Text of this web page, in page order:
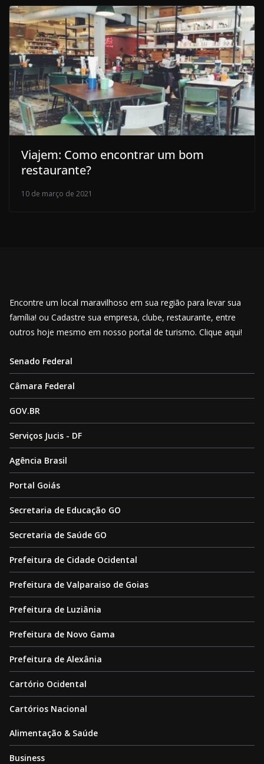
Viajem: Como encontrar um bom
restaurante?
10 de março de 2021
Encontre um local maravilhoso em sua região para levar sua
família! ou Cadastre sua empresa, clube, restaurante, entre
outros hoje mesmo em nosso portal de turismo. Clique aqui!
Senado Federal
Câmara Federal
GOV.BR
Serviços Jucis - DF
Agência Brasil
Portal Goiás
Secretaria de Educação GO
Secretaria de Saúde GO
Prefeitura de Cidade Ocidental
Prefeitura de Valparaiso de Goias
Prefeitura de Luziânia
Prefeitura de Novo Gama
Prefeitura de Alexânia
Cartório Ocidental
Cartórios Nacional
Alimentação & Saúde
Business